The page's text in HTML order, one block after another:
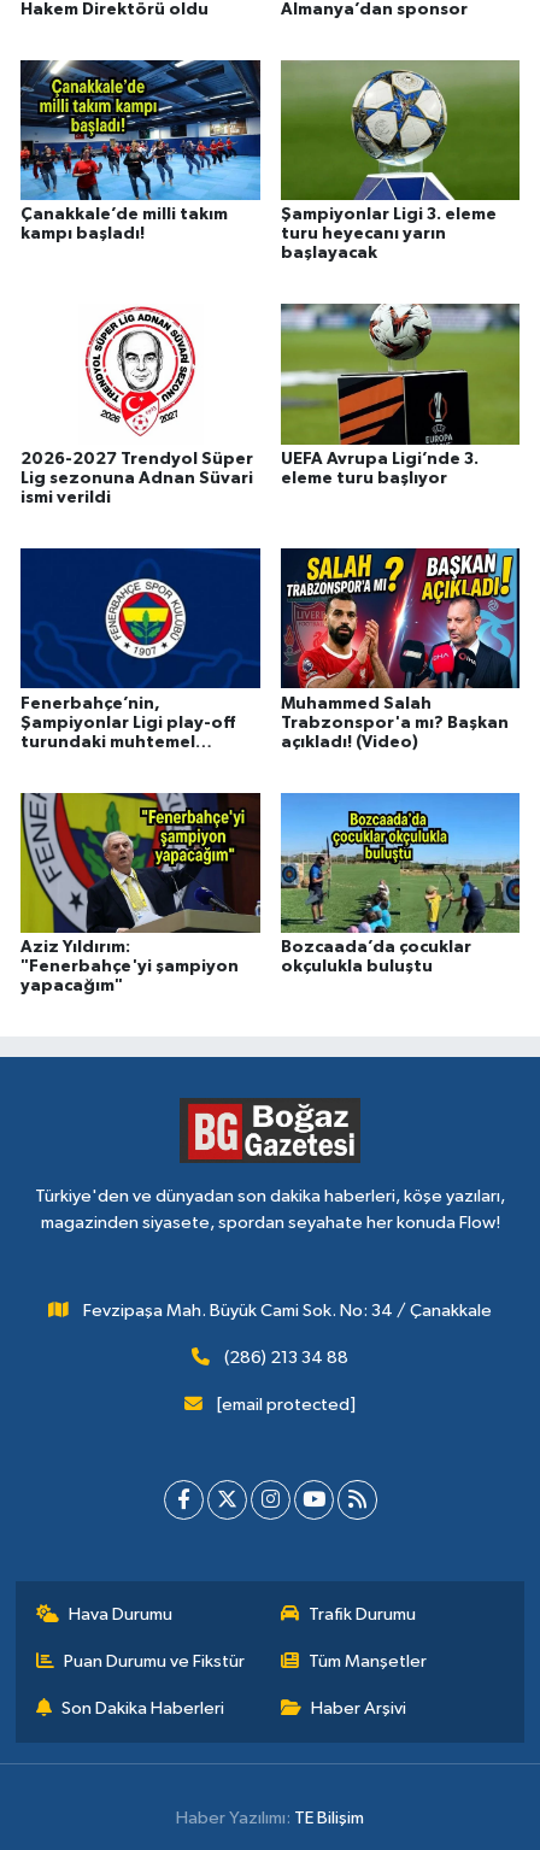
Hakem Direktörü oldu
Almanya’dan sponsor
Çanakkale’de milli takım
kampı başladı!
Şampiyonlar Ligi 3. eleme
turu heyecanı yarın
başlayacak
2026-2027 Trendyol Süper
Lig sezonuna Adnan Süvari
ismi verildi
UEFA Avrupa Ligi’nde 3.
eleme turu başlıyor
Fenerbahçe’nin,
Şampiyonlar Ligi play-off
turundaki muhtemel
Muhammed Salah
Trabzonspor'a mı? Başkan
açıkladı! (Video)
Aziz Yıldırım:
"Fenerbahçe'yi şampiyon
yapacağım"
Bozcaada’da çocuklar
okçulukla buluştu
Türkiye'den ve dünyadan son dakika haberleri, köşe yazıları,
magazinden siyasete, spordan seyahate her konuda Flow!
Fevzipaşa Mah. Büyük Cami Sok. No: 34 / Çanakkale
(286) 213 34 88
[email protected]
Hava Durumu Trafik Durumu
Puan Durumu ve Fikstür Tüm Manşetler
Son Dakika Haberleri Haber Arşivi
Haber Yazılımı: TE Bilişim